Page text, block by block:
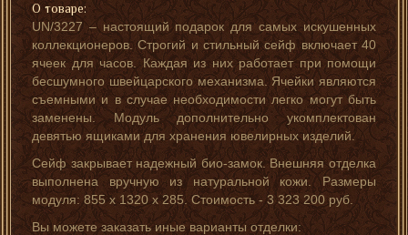
О товаре:
UN/3227 – настоящий подарок для самых искушенных
коллекционеров. Строгий и стильный сейф включает 40
ячеек для часов. Каждая из них работает при помощи
бесшумного швейцарского механизма. Ячейки являются
съемными и в случае необходимости легко могут быть
заменены. Модуль дополнительно укомплектован
девятью ящиками для хранения ювелирных изделий.
Сейф закрывает надежный био-замок. Внешняя отделка
выполнена вручную из натуральной кожи. Размеры
модуля: 855 х 1320 х 285. Стоимость - 3 323 200 руб.
Вы можете заказать иные варианты отделки: